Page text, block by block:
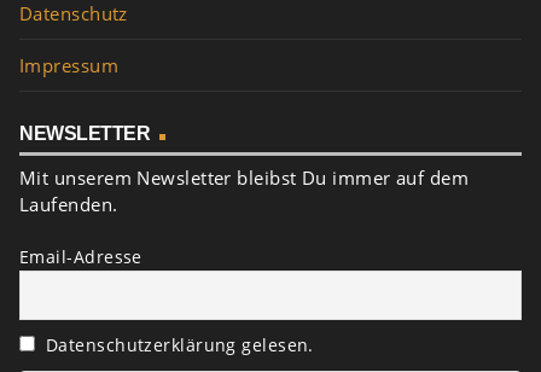
Datenschutz
Impressum
NEWSLETTER
Mit unserem Newsletter bleibst Du immer auf dem
Laufenden.
Email-Adresse
Datenschutzerklärung gelesen.